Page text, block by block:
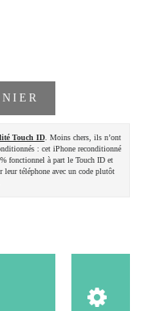
Touch ID. Moins chers, ils n’ont
: cet iPhone reconditionné
fonctionnel à part le Touch ID et
téléphone avec un code plutôt